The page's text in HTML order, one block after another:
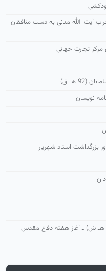
آیت االله مدنی به دست منافقان
تجارت جهانی
هـ ق)
نویسان
بزرگداشت استاد شهریار